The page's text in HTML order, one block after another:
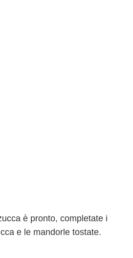
è pronto, completate i
e le mandorle tostate.